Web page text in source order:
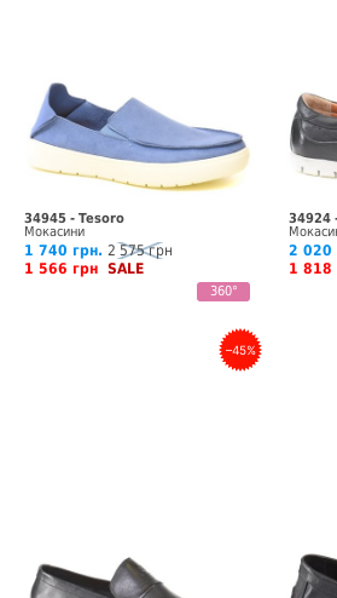
34945 - Tesoro
Мокасини
1 740 грн. 2 575 грн
1 566 грн SALE
360°
34924
2 020
1 818
–45%